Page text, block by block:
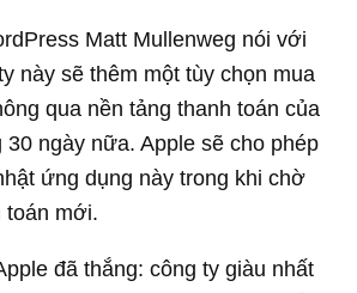
Matt Mullenweg nói với
này sẽ thêm một tùy chọn mua
qua nền tảng thanh toán của
30 ngày nữa. Apple sẽ cho phép
ứng dụng này trong khi chờ
toán mới.
đã thắng: công ty giàu nhất